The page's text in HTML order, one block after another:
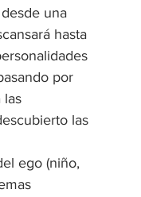
una
hasta
por
las
las
ego (niño,